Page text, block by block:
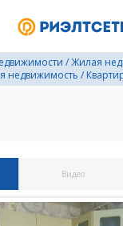
/Жилая
недвижимость /
Видео